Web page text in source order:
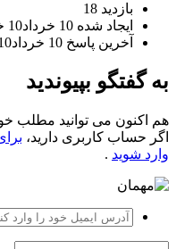
بازدید 18
ایجاد شده 10 خرداد
10 خرداد
آخرین پاسخ 10 خرداد 10
به گفتگو بپیوندید
هم اکنون می توانید مطلب
اگر حساب کاربری دارید،
وارد شوید .